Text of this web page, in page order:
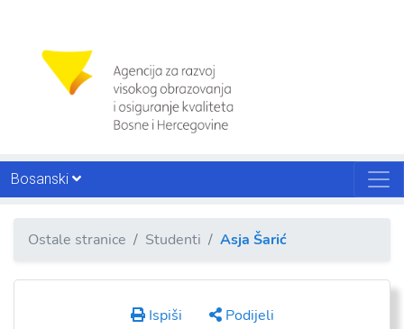
Bosanski
Ostale stranice Studenti Asja Šarić
Ispiši Podijeli